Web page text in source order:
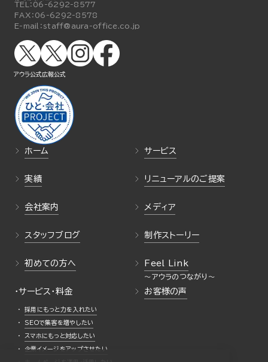
ホーム サービス
実績 リニューアルのご提案
会社案内 メディア
スタッフブログ 制作ストーリー
初めての方へ Feel Link
・サービス・料金
採用にもっと力を入れたい
SEOで集客を増やしたい
スマホにもっと対応したい
企業イメージをアップさせたい
お客様の声
TEL： 06-6292-8577
FAX： 06-6292-8578
E-mail： staff@aura-office.co.jp
アウラ公式広報公式